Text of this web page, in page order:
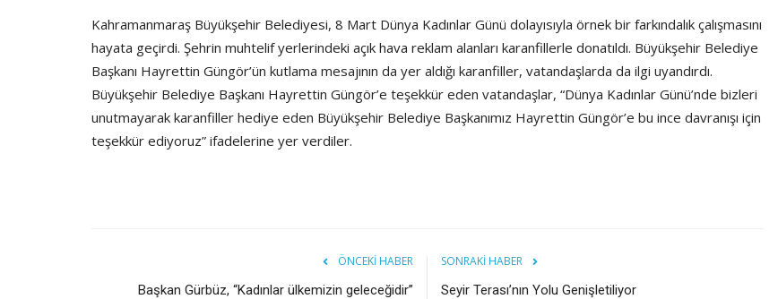
Kahramanmaraş Büyükşehir Belediyesi, 8 Mart Dünya Kadınlar Günü dolayısıyla örnek bir farkındalık çalışmasını
hayata geçirdi. Şehrin muhtelif yerlerindeki açık hava reklam alanları karanfillerle donatıldı. Büyükşehir Belediye
Başkanı Hayrettin Güngör’ün kutlama mesajının da yer aldığı karanfiller, vatandaşlarda da ilgi uyandırdı.
Büyükşehir Belediye Başkanı Hayrettin Güngör’e teşekkür eden vatandaşlar, “Dünya Kadınlar Günü’nde bizleri
unutmayarak karanfiller hediye eden Büyükşehir Belediye Başkanımız Hayrettin Güngör’e bu ince davranışı için
teşekkür ediyoruz” ifadelerine yer verdiler.
ÖNCEKI HABER
Başkan Gürbüz, “Kadınlar ülkemizin geleceğidir”
SONRAKI HABER
Seyir Terası’nın Yolu Genişletiliyor